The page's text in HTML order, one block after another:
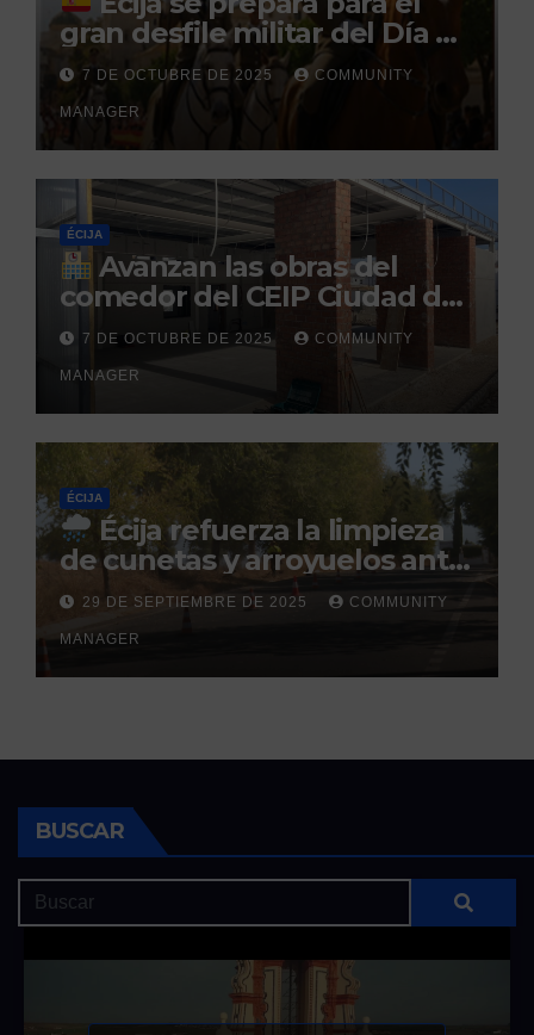
gran desfile militar del Día de
la Hispanidad organizado por
el Centro Militar de Cría
Caballar
7 DE OCTUBRE DE 2025 COMMUNITY
MANAGER
ÉCIJA
Avanzan las obras del
comedor del CEIP Ciudad del
Sol: su finalización está
prevista para finales de 2025
7 DE OCTUBRE DE 2025 COMMUNITY
MANAGER
ÉCIJA
Écija refuerza la limpieza
de cunetas y arroyuelos ante
la llegada de las lluvias
otoñales
29 DE SEPTIEMBRE DE 2025 COMMUNITY
MANAGER
BUSCAR